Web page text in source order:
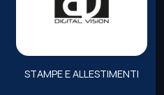
STAMPE E ALLESTIMENTI